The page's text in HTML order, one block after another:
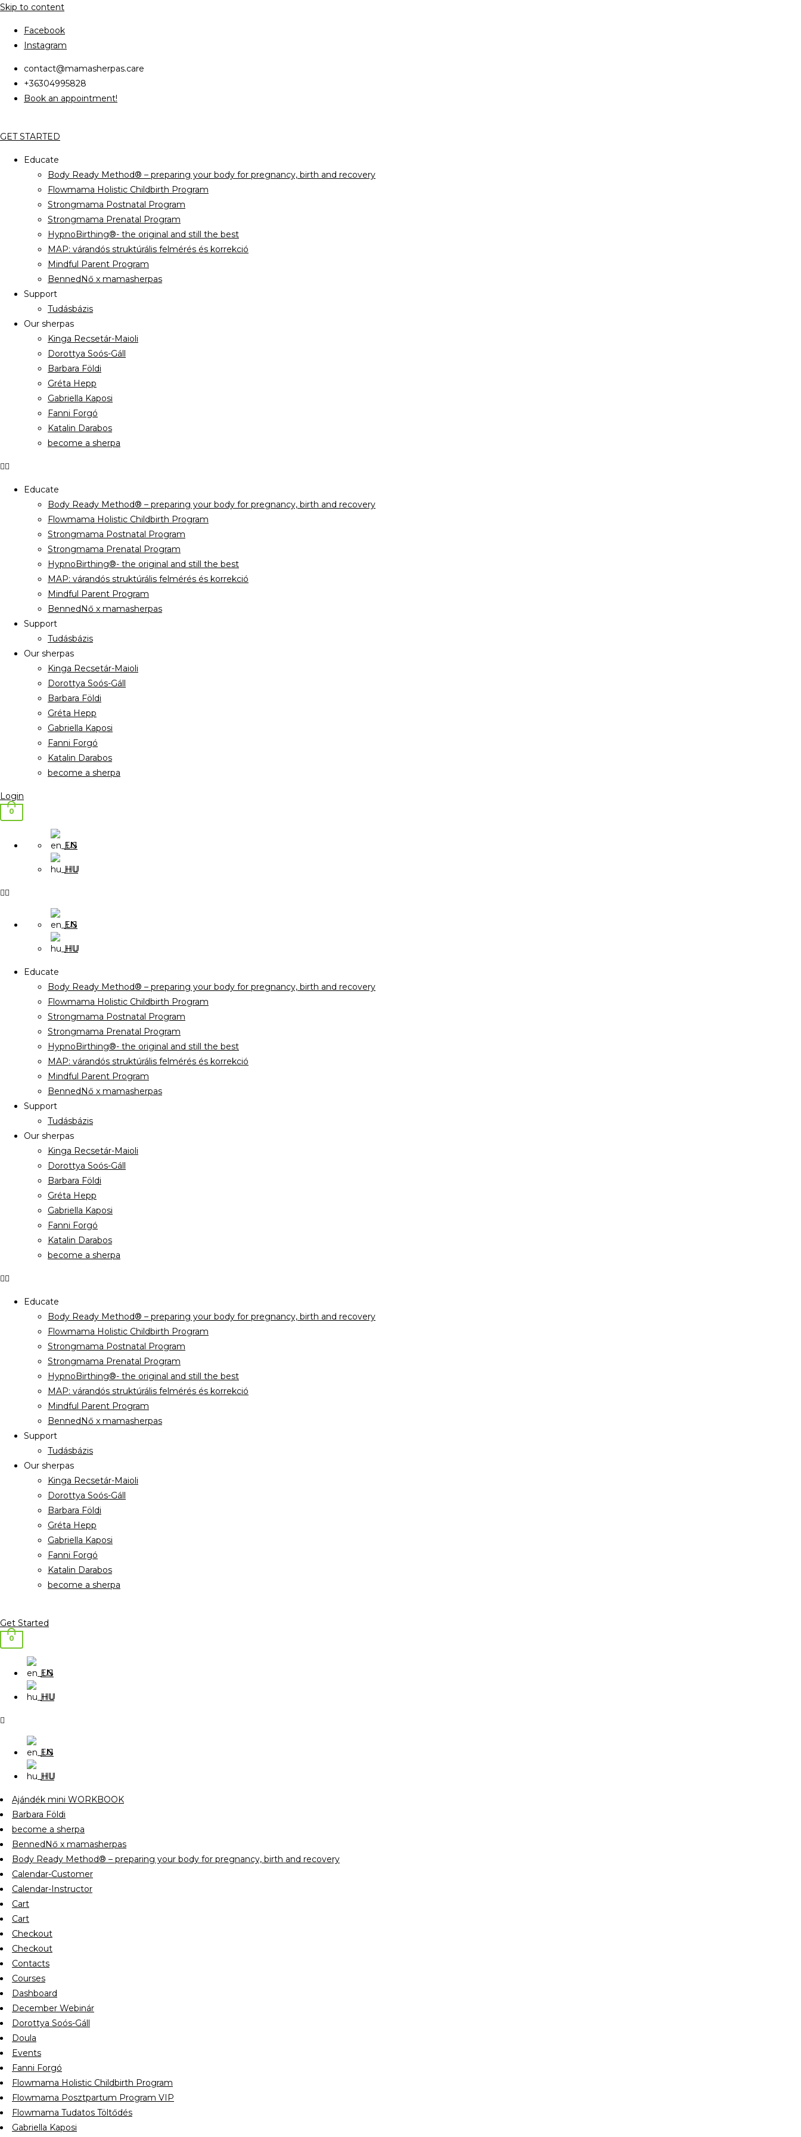
Skip to content
Facebook
Instagram
contact@mamasherpas.care
+36304995828
Book an appointment!
GET STARTED
Educate
Body Ready Method® – preparing your body for pregnancy, birth and recovery
Flowmama Holistic Childbirth Program
Strongmama Postnatal Program
Strongmama Prenatal Program
HypnoBirthing®- the original and still the best
MAP: várandós struktúrális felmérés és korrekció
Mindful Parent Program
BennedNő x mamasherpas
Support
Tudásbázis
Our sherpas
Kinga Recsetár-Maioli
Dorottya Soós-Gáll
Barbara Földi
Gréta Hepp
Gabriella Kaposi
Fanni Forgó
Katalin Darabos
become a sherpa
Educate
Body Ready Method® – preparing your body for pregnancy, birth and recovery
Flowmama Holistic Childbirth Program
Strongmama Postnatal Program
Strongmama Prenatal Program
HypnoBirthing®- the original and still the best
MAP: várandós struktúrális felmérés és korrekció
Mindful Parent Program
BennedNő x mamasherpas
Support
Tudásbázis
Our sherpas
Kinga Recsetár-Maioli
Dorottya Soós-Gáll
Barbara Földi
Gréta Hepp
Gabriella Kaposi
Fanni Forgó
Katalin Darabos
become a sherpa
Login
0
EN
HU
EN
HU
Educate
Body Ready Method® – preparing your body for pregnancy, birth and recovery
Flowmama Holistic Childbirth Program
Strongmama Postnatal Program
Strongmama Prenatal Program
HypnoBirthing®- the original and still the best
MAP: várandós struktúrális felmérés és korrekció
Mindful Parent Program
BennedNő x mamasherpas
Support
Tudásbázis
Our sherpas
Kinga Recsetár-Maioli
Dorottya Soós-Gáll
Barbara Földi
Gréta Hepp
Gabriella Kaposi
Fanni Forgó
Katalin Darabos
become a sherpa
Educate
Body Ready Method® – preparing your body for pregnancy, birth and recovery
Flowmama Holistic Childbirth Program
Strongmama Postnatal Program
Strongmama Prenatal Program
HypnoBirthing®- the original and still the best
MAP: várandós struktúrális felmérés és korrekció
Mindful Parent Program
BennedNő x mamasherpas
Support
Tudásbázis
Our sherpas
Kinga Recsetár-Maioli
Dorottya Soós-Gáll
Barbara Földi
Gréta Hepp
Gabriella Kaposi
Fanni Forgó
Katalin Darabos
become a sherpa
Get Started
0
EN
HU
EN
HU
Ajándék mini WORKBOOK
Barbara Földi
become a sherpa
BennedNő x mamasherpas
Body Ready Method® – preparing your body for pregnancy, birth and recovery
Calendar-Customer
Calendar-Instructor
Cart
Cart
Checkout
Checkout
Contacts
Courses
Dashboard
December Webinár
Dorottya Soós-Gáll
Doula
Events
Fanni Forgó
Flowmama Holistic Childbirth Program
Flowmama Posztpartum Program VIP
Flowmama Tudatos Töltődés
Gabriella Kaposi